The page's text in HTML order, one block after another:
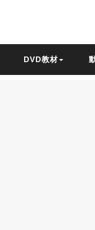
DVD教材